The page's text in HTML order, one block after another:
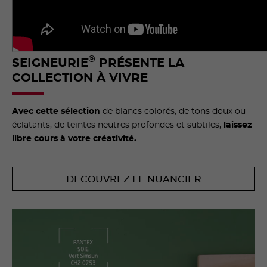
SEIGNEURIE®
PRÉSENTE LA
COLLECTION À VIVRE
Avec cette sélection de blancs colorés, de tons doux ou
éclatants, de teintes neutres profondes et subtiles,
laissez
libre cours à votre créativité.
DECOUVREZ LE NUANCIER